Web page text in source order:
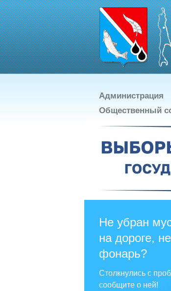
Администрация
Общественный
Не убран
на дороге,
фонарь?
Столкнулись с
сообщите о ней!